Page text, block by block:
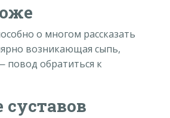
о многом рассказать
возникающая сыпь,
повод обратиться к
суставов